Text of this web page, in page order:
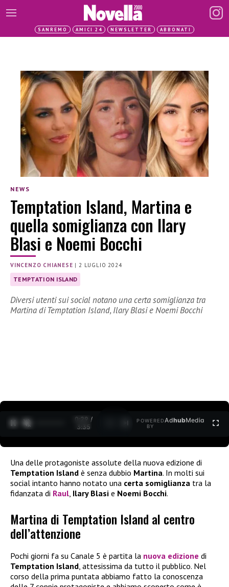
SANREMO AMICI 24 NEWSLETTER ABBONATI
NEWS
Temptation Island, Martina e
quella somiglianza con Ilary
Blasi e Noemi Bocchi
VINCENZO CHIANESE |2 LUGLIO 2024
TEMPTATION ISLAND
Diversi utenti sui social notano una certa somiglianza tra
Martina di Temptation Island, Ilary Blasi e Noemi Bocchi
0:30 /
3:35
POWERED
BY
AdhubMedia
Una delle protagoniste assolute della nuova edizione di
Temptation Island è senza dubbio Martina. In molti sui
social intanto hanno notato una certa somiglianza tra la
fidanzata di Raul Ilary Blasi e Noemi Bocchi.
Martina di Temptation Island al centro
dell’attenzione
Pochi giorni fa su Canale 5 è partita la nuova edizione di
Temptation Island, attesissima da tutto il pubblico. Nel
corso della prima puntata abbiamo fatto la conoscenza